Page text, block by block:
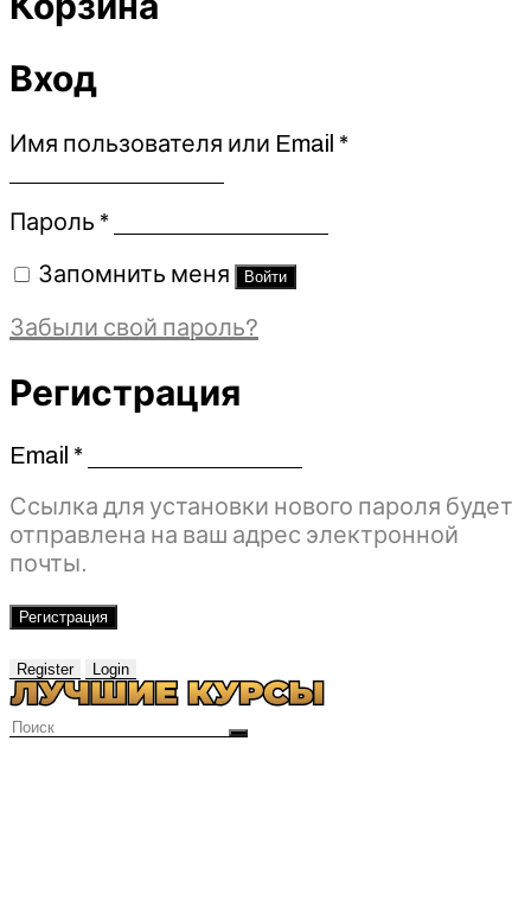
Вход
Имя пользователя или Email *Обязательно
Пароль *Обязательно
Запомнить меня Войти
Забыли свой пароль?
Регистрация
Email *Обязательно
Ссылка для установки нового пароля будет
отправлена ​​на ваш адрес электронной
почты.
Регистрация
Register Login